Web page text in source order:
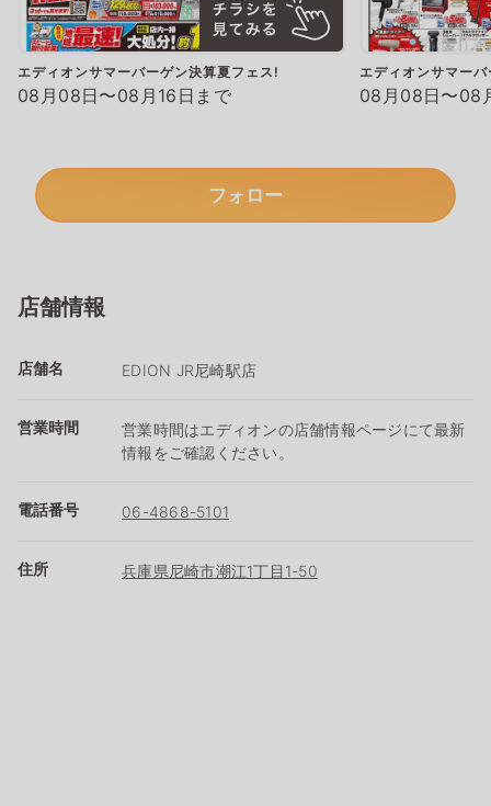
エディオンサマーバーゲン決算夏フェス!
08月08日〜08月16日まで
エディオンサマー
08月08日〜08
フォロー
店舗情報
店舗名 EDION JR尼崎駅店
営業時間
営業時間はエディオンの店舗情報ページにて最新
情報をご確認ください。
電話番号 06-4868-5101
住所 兵庫県尼崎市潮江1丁目1-50